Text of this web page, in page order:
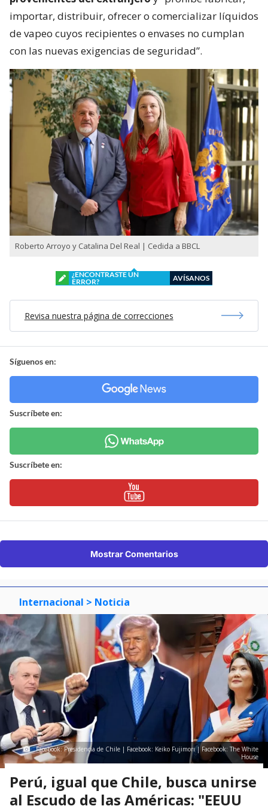
importar, distribuir, ofrecer o comercializar líquidos
de vapeo cuyos recipientes o envases no cumplan
con las nuevas exigencias de seguridad”.
Roberto Arroyo y Catalina Del Real | Cedida a BBCL
¿ENCONTRASTE UN
ERROR?
AVÍSANOS
Revisa nuestra página de correcciones
Síguenos en:
Suscríbete en:
Suscríbete en:
Mostrar Comentarios
Internacional > Noticia
Facebook: Presidencia de Chile | Facebook: Keiko Fujimori | Facebook: The White
House
Perú, igual que Chile, busca unirse
al Escudo de las Américas: "EEUU